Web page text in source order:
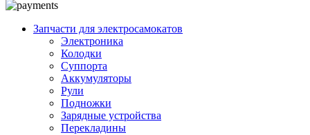
Запчасти для электросамокатов
Электроника
Колодки
Суппорта
Аккумуляторы
Рули
Подножки
Зарядные устройства
Перекладины